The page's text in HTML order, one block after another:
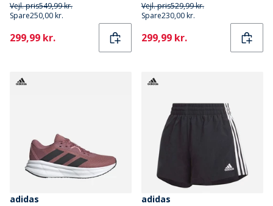
Vejl. pris549,99 kr.
Spare250,00 kr.
Current
299,99 kr.
Vejl. pris529,99 kr.
Spare230,00 kr.
Current
299,99 kr.
adidas
adidas